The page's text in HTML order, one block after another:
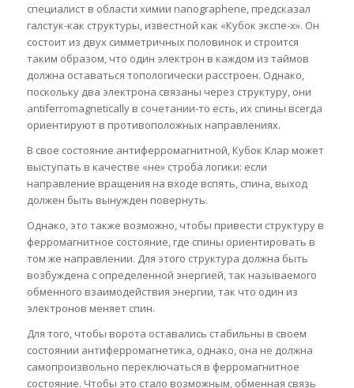
специалист в области химии nanographene, предсказал
галстук-как структуры, известной как «Кубок экспе-х». Он
состоит из двух симметричных половинок и строится
таким образом, что один электрон в каждом из таймов
должна оставаться топологически расстроен. Однако,
поскольку два электрона связаны через структуру, они
antiferromagnetically в сочетании-то есть, их спины всегда
ориентируют в противоположных направлениях.
В свое состояние антиферромагнитной, Кубок Клар может
выступать в качестве «не» строба логики: если
направление вращения на входе вспять, спина, выход
должен быть вынужден повернуть.
Однако, это также возможно, чтобы привести структуру в
ферромагнитное состояние, где спины ориентировать в
том же направлении. Для этого структура должна быть
возбуждена с определенной энергией, так называемого
обменного взаимодействия энергии, так что один из
электронов меняет спин.
Для того, чтобы ворота оставались стабильны в своем
состоянии антиферромагнетика, однако, она не должна
самопроизвольно переключаться в ферромагнитное
состояние. Чтобы это стало возможным, обменная связь